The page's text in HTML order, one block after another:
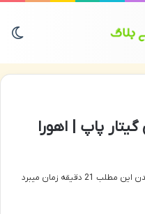
پاپ | اهورا
مطلب 21 دقیقه زمان میبرد